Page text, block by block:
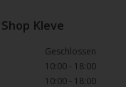
Kleve
Geschlossen
10:00 - 18:00
10:00 - 18:00